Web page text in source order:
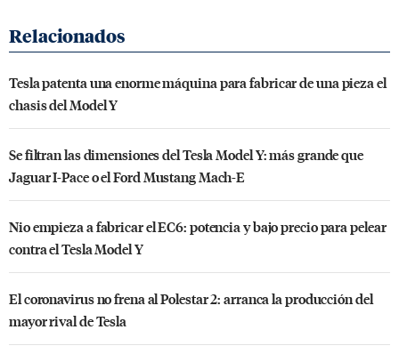
Tesla patenta una enorme máquina para fabricar de una pieza el
chasis del Model Y
Se filtran las dimensiones del Tesla Model Y: más grande que
Jaguar I-Pace o el Ford Mustang Mach-E
Nio empieza a fabricar el EC6: potencia y bajo precio para pelear
contra el Tesla Model Y
El coronavirus no frena al Polestar 2: arranca la producción del
mayor rival de Tesla